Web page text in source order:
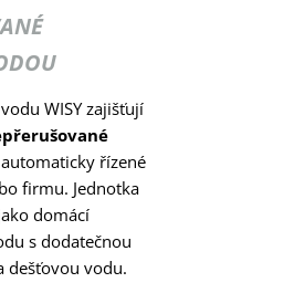
WISY zajišťují
řízené
firmu. Jednotka
domácí
s dodatečnou
dešťovou vodu.